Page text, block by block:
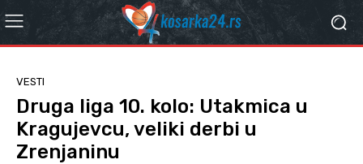
VESTI
Druga liga 10. kolo: Utakmica u
Kragujevcu, veliki derbi u
Zrenjaninu